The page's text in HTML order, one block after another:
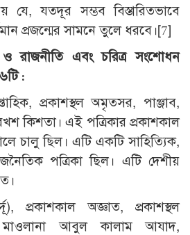
যে, যতদূর সম্ভব বিস্তারিতভাবে
প্রজন্মের সামনে তুলে ধরবে।[7]
ও রাজনীতি এবং চরিত্র সংশোধন
:
প্রকাশস্থল অমৃতসর, পাঞ্জাব,
কিশতা। এই পত্রিকার প্রকাশকাল
চালু ছিল। এটি একটি সাহিত্যিক,
পত্রিকা ছিল। এটি দেশীয়
প্রকাশকাল অজ্ঞাত, প্রকাশস্থল
আবুল কালাম আযাদ,